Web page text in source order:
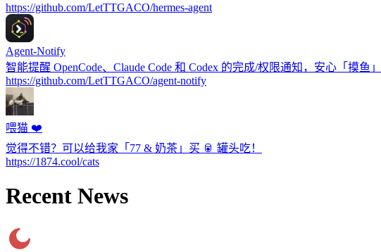
https://github.com/LetTTGACO/hermes-agent
Agent-Notify
智能提醒 OpenCode、Claude Code 和 Codex 的完成/权限通知，安心「摸鱼」
https://github.com/LetTTGACO/agent-notify
喂猫 ❤️
觉得不错？可以给我家「77 & 奶茶」买 🥫 罐头吃！
https://1874.cool/cats
Recent News